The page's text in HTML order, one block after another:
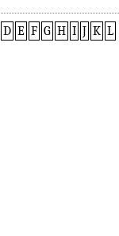
D E F G H I J K L